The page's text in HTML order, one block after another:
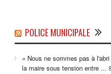
POLICE MUNICIPALE
« Nous ne sommes pas à
la maire sous tension entre ...